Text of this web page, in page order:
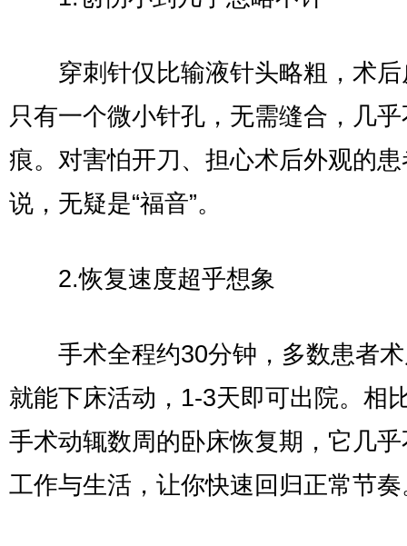
穿刺针仅比输液针头略粗，术后
只有一个微小针孔，无需缝合，几
痕。对害怕开刀、担心术后外观的
说，无疑是“福音”。
2.恢复速度超乎想象
手术全程约30分钟，多数患者术
就能下床活动，1-3天即可出院。相
手术动辄数周的卧床恢复期，它几
工作与生活，让你快速回归正常节奏